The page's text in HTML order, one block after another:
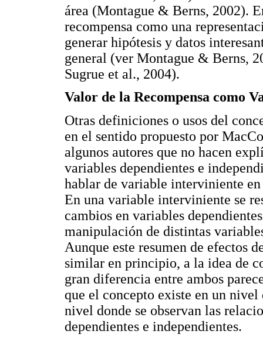
área (Montague & Berns, 2002).
recompensa como una
generar hipótesis y datos
general (ver Montague & Berns,
Sugrue et al., 2004).
Valor de la Recompensa como
Otras definiciones o usos del
en el sentido propuesto por
algunos autores que no hacen
variables dependientes e
hablar de variable interviniente en
En una variable interviniente se
cambios en variables
manipulación de distintas
Aunque este resumen de efectos
similar en principio, a la idea de
gran diferencia entre ambos
que el concepto existe en un
nivel donde se observan las
dependientes e independientes.